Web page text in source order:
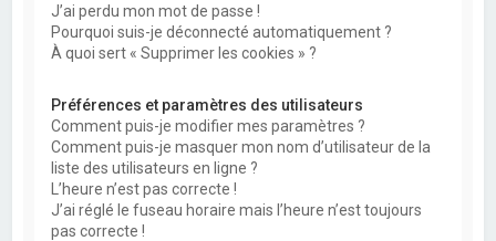
J’ai perdu mon mot de passe !
Pourquoi suis-je déconnecté automatiquement ?
À quoi sert « Supprimer les cookies » ?
Préférences et paramètres des utilisateurs
Comment puis-je modifier mes paramètres ?
Comment puis-je masquer mon nom d’utilisateur de la
liste des utilisateurs en ligne ?
L’heure n’est pas correcte !
J’ai réglé le fuseau horaire mais l’heure n’est toujours
pas correcte !